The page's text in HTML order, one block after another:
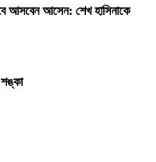
আসবেন আসেন: শেখ হাসিনাকে